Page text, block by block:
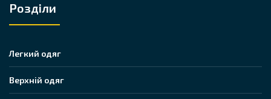
Розділи
Легкий одяг
Верхній одяг